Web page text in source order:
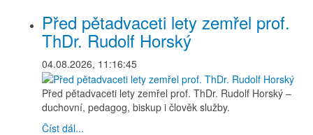
Před pětadvaceti lety zemřel prof.
ThDr. Rudolf Horský
04.08.2026, 11:16:45
Před pětadvaceti lety zemřel prof. ThDr. Rudolf Horský –
duchovní, pedagog, biskup i člověk služby.
Číst dál...